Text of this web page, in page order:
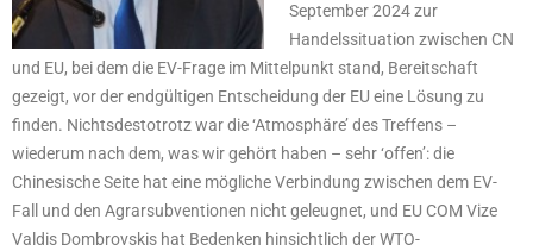
September 2024 zur
Handelssituation zwischen CN
und EU, bei dem die EV-Frage im Mittelpunkt stand, Bereitschaft
gezeigt, vor der endgültigen Entscheidung der EU eine Lösung zu
finden. Nichtsdestotrotz war die ‘Atmosphäre’ des Treffens –
wiederum nach dem, was wir gehört haben – sehr ‘offen’: die
Chinesische Seite hat eine mögliche Verbindung zwischen dem EV-
Fall und den Agrarsubventionen nicht geleugnet, und EU COM Vize
Valdis Dombrovskis hat Bedenken hinsichtlich der WTO-